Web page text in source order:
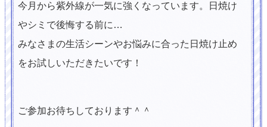
今月から紫外線が一気に強くなっています。日焼け
やシミで後悔する前に…
みなさまの生活シーンやお悩みに合った日焼け止め
をお試しいただきたいです！
ご参加お待ちしております＾＾